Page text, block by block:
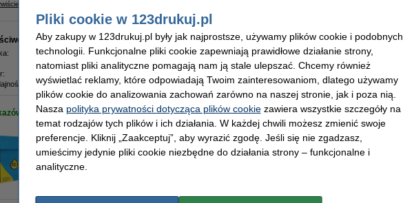
także na ten produkt 123drukuj dajemy 100% gwarancję.
123drukuj OEM:
toner Numer artykułu:
Pojemność:
± 2.450 stron Numer:
zamów papier
Papier ksero A4 80 g/m2 (2500 szt.), 123drukuj (5 ryz)
Pliki cookie w 123drukuj.pl
Aby zakupy w 123drukuj.pl były jak najprostsze, używamy plików cookie i podobnych
technologii. Funkcjonalne pliki cookie zapewniają prawidłowe działanie strony,
natomiast pliki analityczne pomagają nam ją stale ulepszać. Chcemy również
wyświetlać reklamy, które odpowiadają Twoim zainteresowaniom, dlatego używamy
plików cookie do analizowania zachowań zarówno na naszej stronie, jak i poza nią.
Nasza polityka prywatności dotycząca plików cookiezawiera wszystkie szczegóły na
temat rodzajów tych plików i ich działania. W każdej chwili możesz zmienić swoje
preferencje. Kliknij „Zaakceptuj”, aby wyrazić zgodę. Jeśli się nie zgadzasz,
umieścimy jedynie pliki cookie niezbędne do działania strony – funkcjonalne i
analityczne.